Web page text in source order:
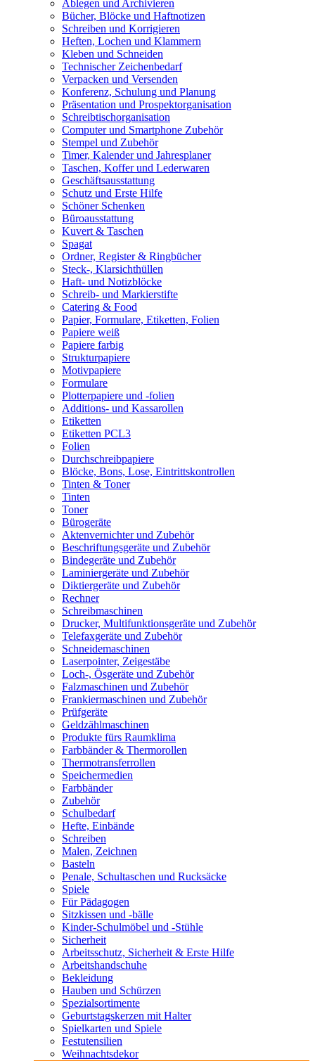
Ablegen und Archivieren
Bücher, Blöcke und Haftnotizen
Schreiben und Korrigieren
Heften, Lochen und Klammern
Kleben und Schneiden
Technischer Zeichenbedarf
Verpacken und Versenden
Konferenz, Schulung und Planung
Präsentation und Prospektorganisation
Schreibtischorganisation
Computer und Smartphone Zubehör
Stempel und Zubehör
Timer, Kalender und Jahresplaner
Taschen, Koffer und Lederwaren
Geschäftsausstattung
Schutz und Erste Hilfe
Schöner Schenken
Büroausstattung
Kuvert & Taschen
Spagat
Ordner, Register & Ringbücher
Steck-, Klarsichthüllen
Haft- und Notizblöcke
Schreib- und Markierstifte
Catering & Food
Papier, Formulare, Etiketten, Folien
Papiere weiß
Papiere farbig
Strukturpapiere
Motivpapiere
Formulare
Plotterpapiere und -folien
Additions- und Kassarollen
Etiketten
Etiketten PCL3
Folien
Durchschreibpapiere
Blöcke, Bons, Lose, Eintrittskontrollen
Tinten & Toner
Tinten
Toner
Bürogeräte
Aktenvernichter und Zubehör
Beschriftungsgeräte und Zubehör
Bindegeräte und Zubehör
Laminiergeräte und Zubehör
Diktiergeräte und Zubehör
Rechner
Schreibmaschinen
Drucker, Multifunktionsgeräte und Zubehör
Telefaxgeräte und Zubehör
Schneidemaschinen
Laserpointer, Zeigestäbe
Loch-, Ösgeräte und Zubehör
Falzmaschinen und Zubehör
Frankiermaschinen und Zubehör
Prüfgeräte
Geldzählmaschinen
Produkte fürs Raumklima
Farbbänder & Thermorollen
Thermotransferrollen
Speichermedien
Farbbänder
Zubehör
Schulbedarf
Hefte, Einbände
Schreiben
Malen, Zeichnen
Basteln
Penale, Schultaschen und Rucksäcke
Spiele
Für Pädagogen
Sitzkissen und -bälle
Kinder-Schulmöbel und -Stühle
Sicherheit
Arbeitsschutz, Sicherheit & Erste Hilfe
Arbeitshandschuhe
Bekleidung
Hauben und Schürzen
Spezialsortimente
Geburtstagskerzen mit Halter
Spielkarten und Spiele
Festutensilien
Weihnachtsdekor